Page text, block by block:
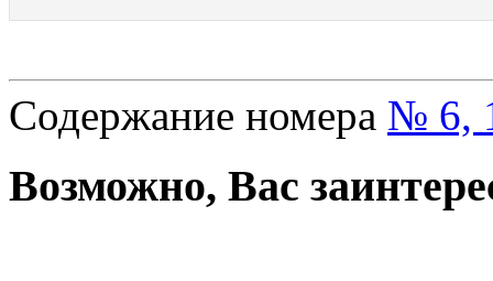
Содержание номера № 6,
Возможно, Вас